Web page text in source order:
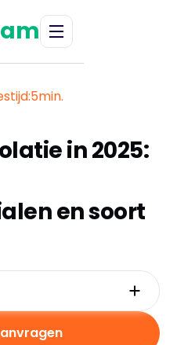
5min.
in 2025:
en soort
spouwmuren?